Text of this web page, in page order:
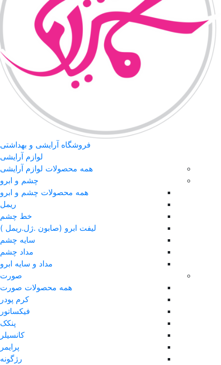
فروشگاه آرایشی و بهداشتی
لوازم آرایشی
همه محصولات لوازم آرایشی
چشم و ابرو
همه محصولات چشم و ابرو
ریمل
خط چشم
لیفت ابرو (صابون .ژل.ریمل )
سایه چشم
مداد چشم
مداد و سایه ابرو
صورت
همه محصولات صورت
کرم پودر
فیکساتور
پنکک
کانسیلر
پرایمر
رژگونه